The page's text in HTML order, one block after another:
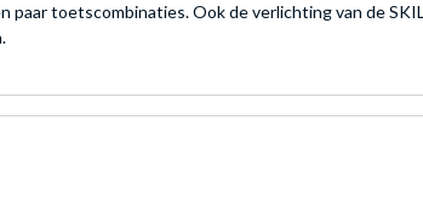
toetscombinaties. Ook de verlichting van de